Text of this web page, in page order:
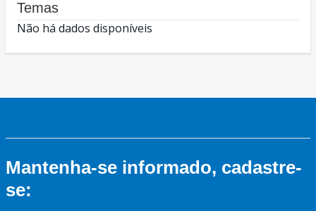
Temas
Não há dados disponíveis
Mantenha-se informado, cadastre-
se: